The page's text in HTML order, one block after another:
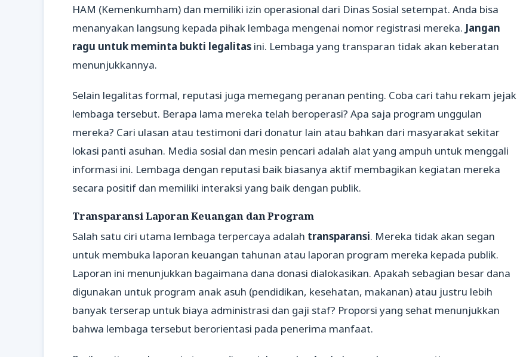
HAM (Kemenkumham) dan memiliki izin operasional dari Dinas Sosial setempat. Anda bisa
menanyakan langsung kepada pihak lembaga mengenai nomor registrasi mereka. Jangan
ragu untuk meminta bukti legalitas ini. Lembaga yang transparan tidak akan keberatan
menunjukkannya.
Selain legalitas formal, reputasi juga memegang peranan penting. Coba cari tahu rekam jejak
lembaga tersebut. Berapa lama mereka telah beroperasi? Apa saja program unggulan
mereka? Cari ulasan atau testimoni dari donatur lain atau bahkan dari masyarakat sekitar
lokasi panti asuhan. Media sosial dan mesin pencari adalah alat yang ampuh untuk menggali
informasi ini. Lembaga dengan reputasi baik biasanya aktif membagikan kegiatan mereka
secara positif dan memiliki interaksi yang baik dengan publik.
Transparansi Laporan Keuangan dan Program
Salah satu ciri utama lembaga terpercaya adalah transparansi. Mereka tidak akan segan
untuk membuka laporan keuangan tahunan atau laporan program mereka kepada publik.
Laporan ini menunjukkan bagaimana dana donasi dialokasikan. Apakah sebagian besar dana
digunakan untuk program anak asuh (pendidikan, kesehatan, makanan) atau justru lebih
banyak terserap untuk biaya administrasi dan gaji staf? Proporsi yang sehat menunjukkan
bahwa lembaga tersebut berorientasi pada penerima manfaat.